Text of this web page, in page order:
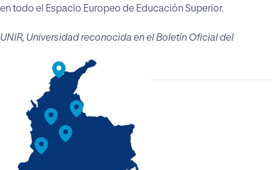
en todo el Espacio Europeo de Educación Superior.
UNIR, Universidad reconocida en el Boletín Oficial del